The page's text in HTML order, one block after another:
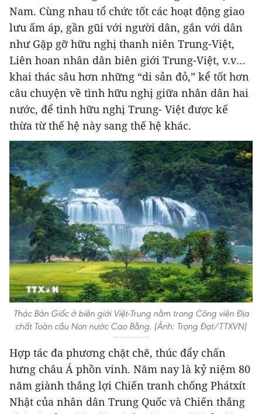
Nam. Cùng nhau tổ chức tốt các hoạt động giao
lưu ấm áp, gần gũi với người dân, gắn với dân
như Gặp gỡ hữu nghị thanh niên Trung-Việt,
Liên hoan nhân dân biên giới Trung-Việt, v.v…
khai thác sâu hơn những “di sản đỏ,” kể tốt hơn
câu chuyện về tình hữu nghị giữa nhân dân hai
nước, để tình hữu nghị Trung- Việt được kế
thừa từ thế hệ này sang thế hệ khác.
Thác Bản Giốc ở biên giới Việt-Trung nằm trong Công viên Địa
chất Toàn cầu Non nước Cao Bằng. (Ảnh: Trọng Đạt/TTXVN)
Hợp tác đa phương chặt chẽ, thúc đẩy chấn
hưng châu Á phồn vinh. Năm nay là kỷ niệm 80
năm giành thắng lợi Chiến tranh chống Phátxít
Nhật của nhân dân Trung Quốc và Chiến thắng